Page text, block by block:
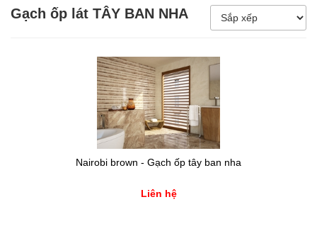
Giá trên 8.000.000đ
Gạch ốp lát TÂY BAN NHA
Nairobi brown - Gạch ốp tây ban nha
Liên hệ